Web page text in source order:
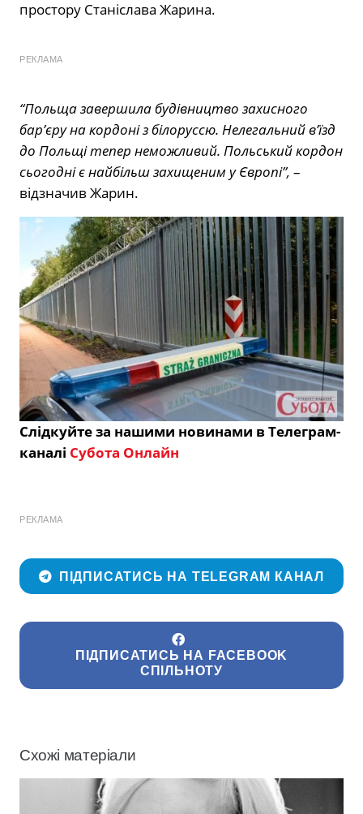
простору Станіслава Жарина.
РЕКЛАМА
“Польща завершила будівництво захисного
бар’єру на кордоні з білоруссю. Нелегальний в’їзд
до Польщі тепер неможливий. Польський кордон
сьогодні є найбільш захищеним у Європі”, –
відзначив Жарин.
Слідкуйте за нашими новинами в Телеграм-
каналі Субота Онлайн
РЕКЛАМА
ПІДПИСАТИСЬ НА TELEGRAM КАНАЛ
ПІДПИСАТИСЬ НА FACEBOOK
СПІЛЬНОТУ
Схожі матеріали